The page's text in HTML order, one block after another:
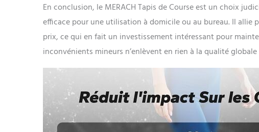
En conclusion, le MERACH Tapis de Course est un choix
efficace pour une utilisation à domicile ou au bureau. Il
prix, ce qui en fait un investissement intéressant pour
inconvénients mineurs n’enlèvent en rien à la qualité